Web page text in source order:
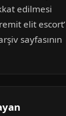
edilmesi
elit escort’
sayfasının